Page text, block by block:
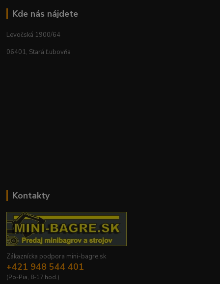
Kde nás nájdete
Levočská 1900/64
06401, Stará Ľubovňa
Kontakty
Zákaznícka podpora mini-bagre.sk
+421 948 544 401
(Po-Pia, 8-17 hod.)